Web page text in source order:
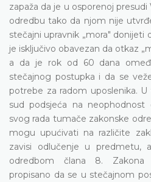
zapaža da je u osporenoj
odredbu tako da njom nije
stečajni upravnik „mora" donijeti
je isključivo obavezan da otkaz
a da je rok od 60 dana
stečajnog postupka i da se
potrebe za radom uposlenika.
sud podsjeća na
svog rada tumače zakonske
mogu upućivati na različite
zavisi odlučenje u
odredbom člana 8.
propisano da se u stečajnom